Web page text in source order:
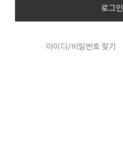
로그인
아이디/비밀번호 찾기